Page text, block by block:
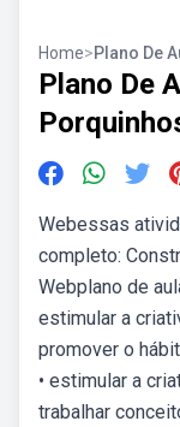
Home>Plano De
Plano De
Webessas
completo:
Webplano de
estimular a
promover o
• estimular a
trabalhar